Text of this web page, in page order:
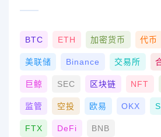
BTC ETH 加密货币 代币
美联储 Binance 交易所
巨鲸 SEC 区块链 NFT
监管 空投 欧易 OKX
FTX DeFi BNB